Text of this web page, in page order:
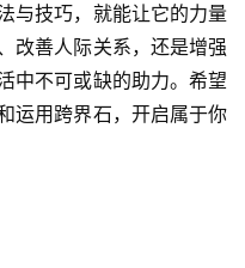
与技巧，就能让它的力量
改善人际关系，还是增强
中不可或缺的助力。希望
运用跨界石，开启属于你